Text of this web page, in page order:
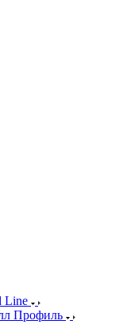
Line
Профиль